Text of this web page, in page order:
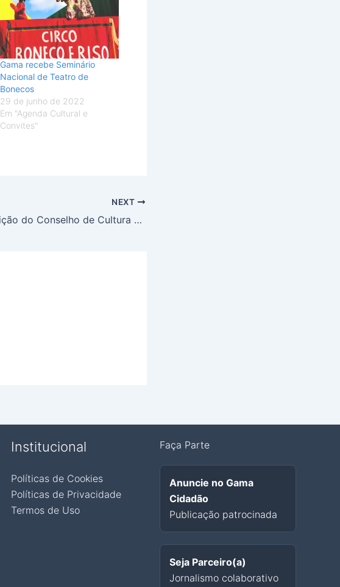
Gama recebe Seminário
Nacional de Teatro de
Bonecos
29 de junho de 2022
Em "Agenda Cultural e
Convites"
NEXT
Eleição do Conselho de Cultura do Gama. O patinho feio ficou mais feio.
Institucional
Políticas de Cookies
Políticas de Privacidade
Termos de Uso
Faça Parte
Anuncie no Gama
Cidadão
Publicação patrocinada
Seja Parceiro(a)
Jornalismo colaborativo